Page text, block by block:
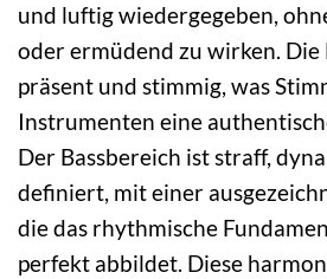
und luftig wiedergegeben,
oder ermüdend zu wirken.
präsent und stimmig, was
Instrumenten eine
Der Bassbereich ist straff,
definiert, mit einer
die das rhythmische
perfekt abbildet. Diese